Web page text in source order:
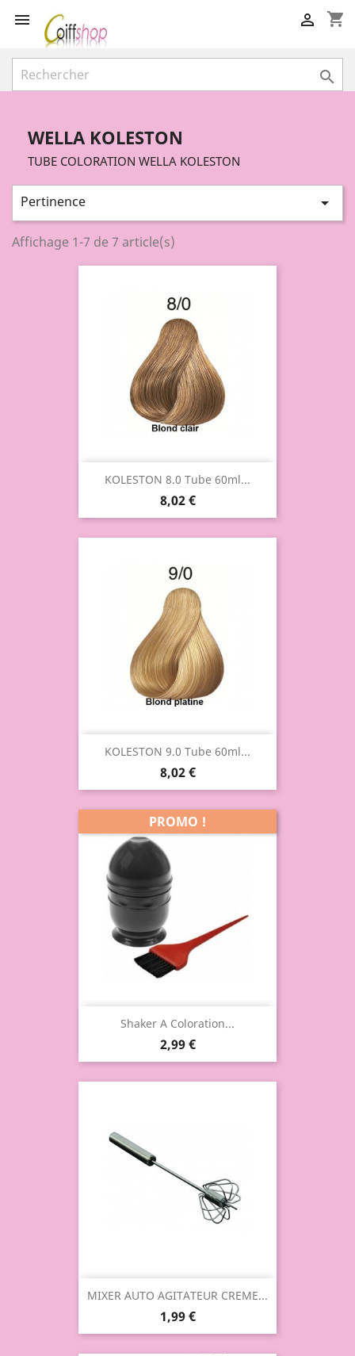
 shopping_cart


WELLA KOLESTON
TUBE COLORATION WELLA KOLESTON
Pertinence 
Affichage 1-7 de 7 article(s)
KOLESTON 8.0 Tube 60ml...
8,02 €
KOLESTON 9.0 Tube 60ml...
8,02 €
Shaker A Coloration...
2,99 €
PROMO !
MIXER AUTO AGITATEUR CREME...
1,99 €